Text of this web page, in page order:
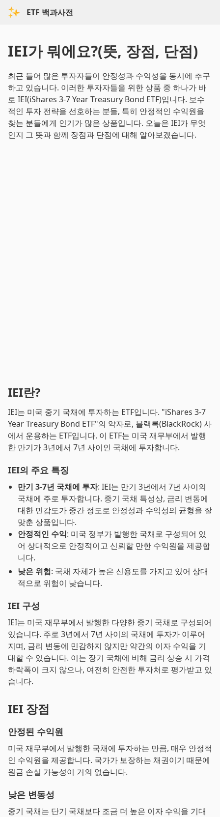
ETF 백과사전
IEI가 뭐에요?(뜻, 장점, 단점)
최근 들어 많은 투자자들이 안정성과 수익성을 동시에 추구
하고 있습니다. 이러한 투자자들을 위한 상품 중 하나가 바
로 IEI(iShares 3-7 Year Treasury Bond ETF)입니다. 보수
적인 투자 전략을 선호하는 분들, 특히 안정적인 수익원을
찾는 분들에게 인기가 많은 상품입니다. 오늘은 IEI가 무엇
인지 그 뜻과 함께 장점과 단점에 대해 알아보겠습니다.
IEI란?
IEI는 미국 중기 국채에 투자하는 ETF입니다. "iShares 3-7
Year Treasury Bond ETF"의 약자로, 블랙록(BlackRock) 사
에서 운용하는 ETF입니다. 이 ETF는 미국 재무부에서 발행
한 만기가 3년에서 7년 사이인 국채에 투자합니다.
IEI의 주요 특징
만기 3-7년 국채에 투자: IEI는 만기 3년에서 7년 사이의
국채에 주로 투자합니다. 중기 국채 특성상, 금리 변동에
대한 민감도가 중간 정도로 안정성과 수익성의 균형을 잘
맞춘 상품입니다.
안정적인 수익: 미국 정부가 발행한 국채로 구성되어 있
어 상대적으로 안정적이고 신뢰할 만한 수익원을 제공합
니다.
낮은 위험: 국채 자체가 높은 신용도를 가지고 있어 상대
적으로 위험이 낮습니다.
IEI 구성
IEI는 미국 재무부에서 발행한 다양한 중기 국채로 구성되어
있습니다. 주로 3년에서 7년 사이의 국채에 투자가 이루어
지며, 금리 변동에 민감하지 않지만 약간의 이자 수익을 기
대할 수 있습니다. 이는 장기 국채에 비해 금리 상승 시 가격
하락폭이 크지 않으나, 여전히 안전한 투자처로 평가받고 있
습니다.
IEI 장점
안정된 수익원
미국 재무부에서 발행한 국채에 투자하는 만큼, 매우 안정적
인 수익원을 제공합니다. 국가가 보장하는 채권이기 때문에
원금 손실 가능성이 거의 없습니다.
낮은 변동성
중기 국채는 단기 국채보다 조금 더 높은 이자 수익을 기대